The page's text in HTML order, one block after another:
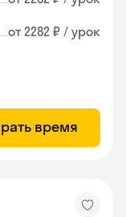
от 2282 ₽ / урок
время